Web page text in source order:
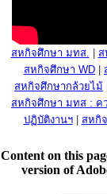
สหกิจศึกษา มทส.
ส
สหกิจศึกษา WD
สหกิจศึกษากล้วยไม้
สหกิจศึกษา มทส : ค
ปฏิบัติงานฯ| สหกิ
Content on this
version of